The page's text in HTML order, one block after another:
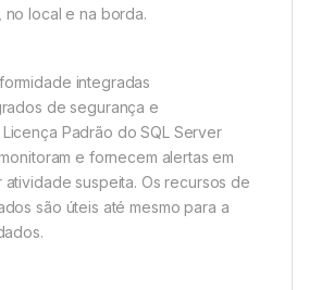
no local e na borda.
integradas
de segurança e
Padrão do SQL Server
e fornecem alertas em
suspeita. Os recursos de
são úteis até mesmo para a